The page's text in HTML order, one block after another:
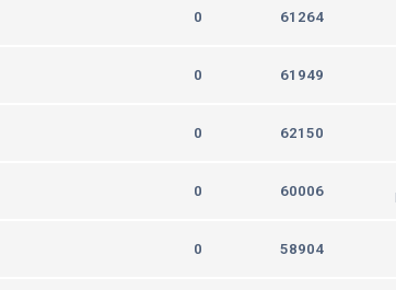
0 61264
0 61949
0 62150
0 60006
0 58904